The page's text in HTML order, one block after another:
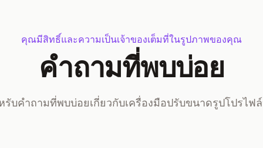
คุณมีสิทธิ์และความเป็นเจ้าของเต็มที่ในรูปภาพของคุณ
คำถามที่พบบ่อย
รับคำถามที่พบบ่อยเกี่ยวกับเครื่องมือปรับขนาดรูปโปรไฟล์